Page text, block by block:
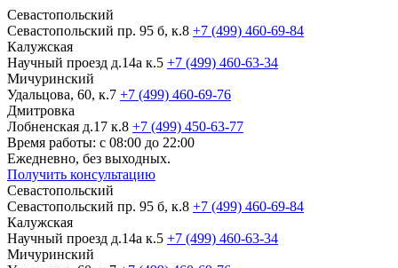
Севастопольский
Севастопольский пр. 95 б, к.8 +7 (499) 460-69-84
Калужская
Научный проезд д.14а к.5 +7 (499) 460-63-34
Мичуринский
Удальцова, 60, к.7 +7 (499) 460-69-76
Дмитровка
Лобненская д.17 к.8 +7 (499) 450-63-77
Время работы: с 08:00 до 22:00
Ежедневно, без выходных.
Получить консультацию
Севастопольский
Севастопольский пр. 95 б, к.8 +7 (499) 460-69-84
Калужская
Научный проезд д.14а к.5 +7 (499) 460-63-34
Мичуринский